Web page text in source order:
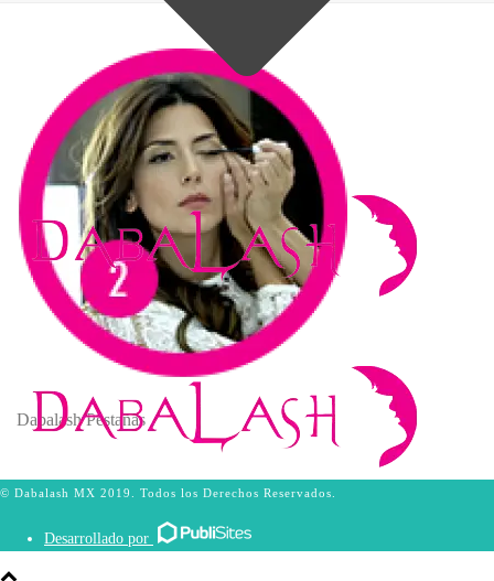
Dabalash Pestañas
© Dabalash MX 2019. Todos los Derechos Reservados.
Desarrollado por